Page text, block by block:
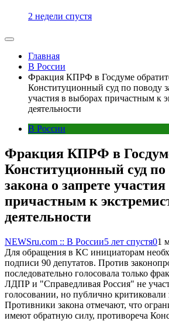
2 недели спустя
Главная
В России
Фракция КПРФ в Госдуме
Конституционный суд по поводу
участия в выборах причастным к
деятельности
В России
Фракция КПРФ в
Конституционный суд по
закона о запрете
причастным к
деятельности
NEWSru.com :: В России5 лет спустя01
Для обращения в КС инициаторам
подписи 90 депутатов. Против
последовательно голосовала только
ЛДПР и "Справедливая Россия" не
голосовании, но публично критиковали
Противники закона отмечают, что
имеют обратную силу, противореча